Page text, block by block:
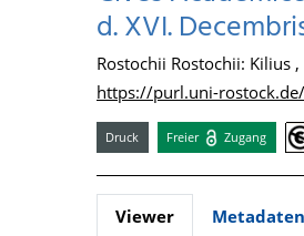
d. XVI.
Rostochii Rostochii: Kilius
https://purl.uni-
Druck Freier Zugang
Viewer Metadaten